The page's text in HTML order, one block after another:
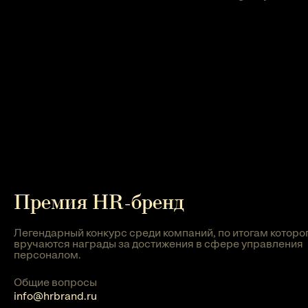
Премия HR-бренд
Легендарный конкурс среди компаний, по итогам
вручаются награды за достижения в сфере управления
персоналом.
Общие вопросы
info@hrbrand.ru